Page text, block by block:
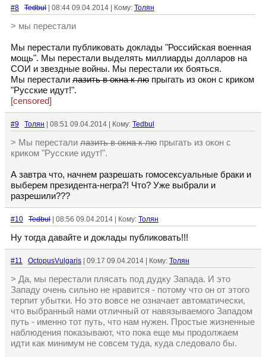
#8 Tedbul | 08:44 09.04.2014 | Кому: Толян
> мы перестали
Мы перестали публиковать доклады "Российская военная
мощь". Мы перестали выделять миллиарды долларов на
СОИ и звездные войны. Мы перестали их бояться.
Мы перестали лазить в окна к лю прыгать из окон с криком
"Русские идут!".
[censored]
#9 Толян | 08:51 09.04.2014 | Кому: Tedbul
> Мы перестали лазить в окна к лю прыгать из окон с
криком "Русские идут!".
А завтра что, начнем разрешать гомосексуальные браки и
выберем президента-негра?! Что? Уже выбрали и
разрешили???
#10 Tedbul | 08:56 09.04.2014 | Кому: Толян
Ну тогда давайте и доклады публиковать!!!
#11 OctopusVulgaris | 09:17 09.04.2014 | Кому: Толян
> Да, мы перестали плясать под дудку Запада. И это
Западу очень сильно не нравится - потому что он от этого
терпит убытки. Но это вовсе не означает автоматически,
что выбранный нами отличный от навязываемого Западом
путь - именно тот путь, что нам нужен. Простые жизненные
наблюдения показывают, что пока еще мы продолжаем
идти как минимум не совсем туда, куда следовало бы.